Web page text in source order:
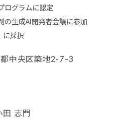
ログラムに認定
生成AI開発者会議に参加
に採択
中央区築地2-7-3
志門